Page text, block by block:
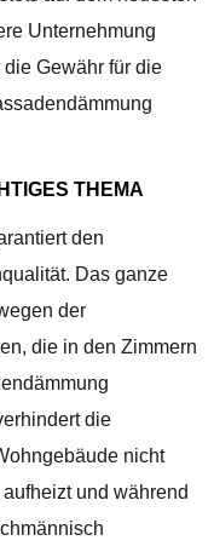
Unternehmung
Gewähr für die
THEMA
den
Das ganze
der
die in den Zimmern
die
nicht
und während